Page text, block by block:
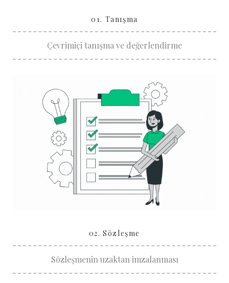
01. Tanışma
Çevrimiçi tanışma ve değerlendirme
02. Sözleşme
Sözleşmenin uzaktan imzalanması